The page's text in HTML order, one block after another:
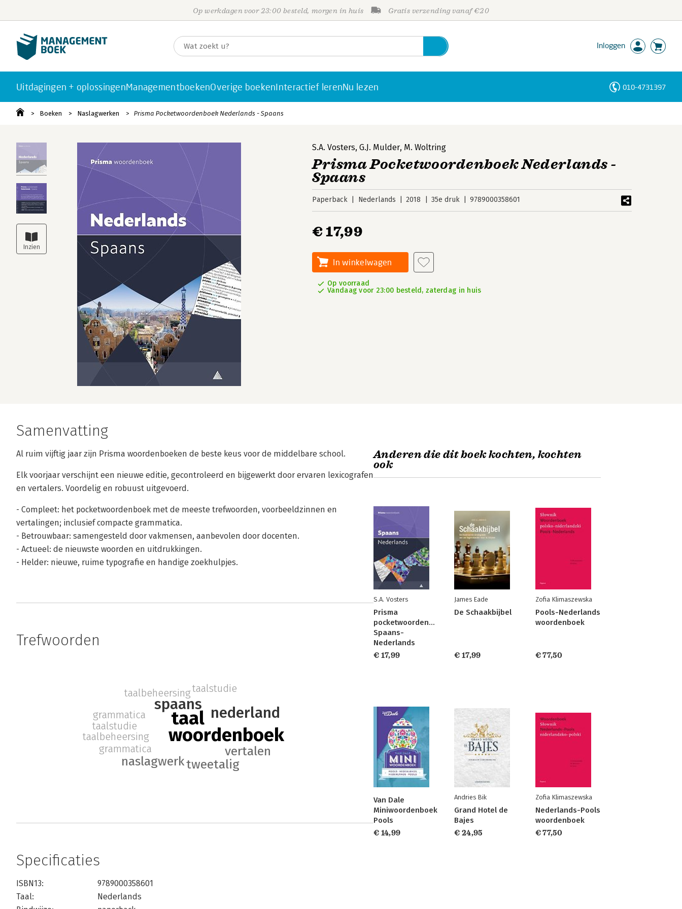
Op werkdagen voor 23:00 besteld, morgen in huis Gratis verzending vanaf €20
Inloggen
Uitdagingen + oplossingenManagementboekenOverige boekenInteractief lerenNu lezen 010-4731397
Boeken Naslagwerken Prisma Pocketwoordenboek Nederlands - Spaans
S.A. Vosters,G.J. Mulder, M. Woltring
Prisma Pocketwoordenboek Nederlands -
Spaans
Paperback Nederlands 2018 35e druk 9789000358601
€ 17,99
In winkelwagen
Op voorraad
Vandaag voor 23:00 besteld, zaterdag in huis
Samenvatting
Al ruim vijftig jaar zijn Prisma woordenboeken de beste keus voor de middelbare school.
Elk voorjaar verschijnt een nieuwe editie, gecontroleerd en bijgewerkt door ervaren lexicografen
en vertalers. Voordelig en robuust uitgevoerd.
- Compleet: het pocketwoordenboek met de meeste trefwoorden, voorbeeldzinnen en
vertalingen; inclusief compacte grammatica.
- Betrouwbaar: samengesteld door vakmensen, aanbevolen door docenten.
- Actueel: de nieuwste woorden en uitdrukkingen.
- Helder: nieuwe, ruime typografie en handige zoekhulpjes.
Trefwoorden
taal
woordenboek
spaans nederland
vertalen
tweetalig
naslagwerk
grammatica
taalbeheersing
taalstudie
grammatica
taalbeheersingtaalstudie
Specificaties
ISBN13:
9789000358601
Taal:
Nederlands
Anderen die dit boek kochten, kochten
ook
S.A. Vosters
Prisma
pocketwoordenboek
Spaans-
Nederlands
€ 17,99
James Eade
De Schaakbijbel
€ 17,99
Zofia Klimaszewska
Pools-Nederlands
woordenboek
€ 77,50
Van Dale
Miniwoordenboek
Pools
€ 14,99
Andries Bik
Grand Hotel de
Bajes
€ 24,95
Zofia Klimaszewska
Nederlands-Pools
woordenboek
€ 77,50
Personen